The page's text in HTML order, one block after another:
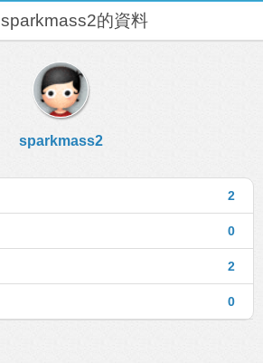
sparkmass2的資料
sparkmass2
2
0
2
0